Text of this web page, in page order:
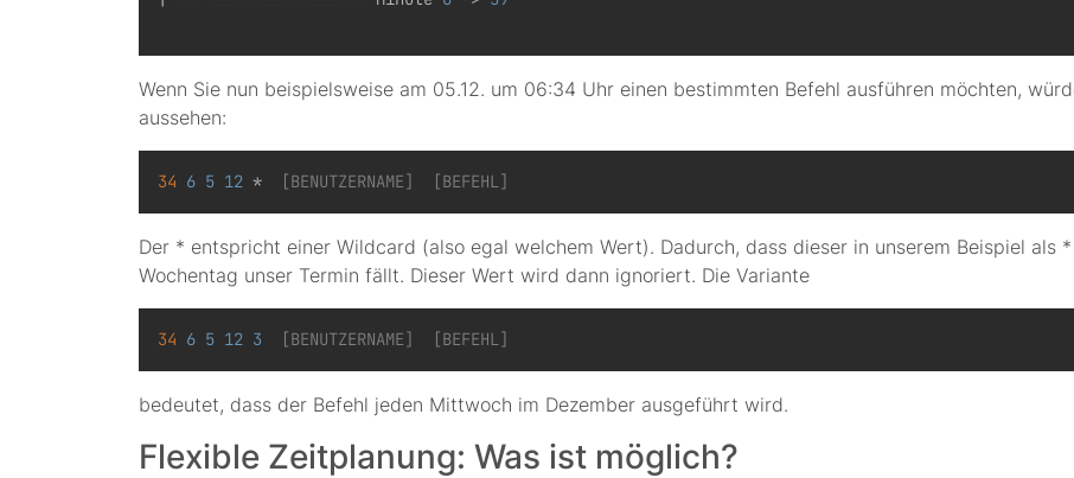
Wenn Sie nun beispielsweise am 05.12. um 06:34 Uhr einen bestimmten Befehl ausführen möchten,
aussehen:
34 6 5 12 * [BENUTZERNAME]  [BEFEHL]
Der * entspricht einer Wildcard (also egal welchem Wert). Dadurch, dass dieser in unserem Beispiel als
Wochentag unser Termin fällt. Dieser Wert wird dann ignoriert. Die Variante
34 6 5 12 3 [BENUTZERNAME]  [BEFEHL]
bedeutet, dass der Befehl jeden Mittwoch im Dezember ausgeführt wird.
Flexible Zeitplanung: Was ist möglich?